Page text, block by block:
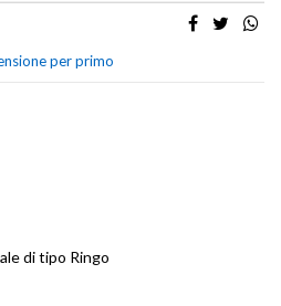
per primo
di tipo Ringo